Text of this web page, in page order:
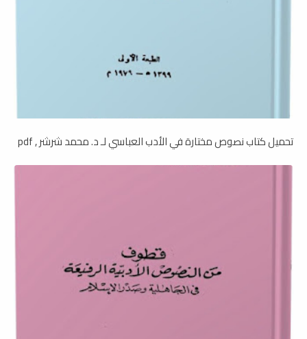
تحميل كتاب نصوص مختارة في الأدب العباسي لـ د. محمد شرشر , pdf